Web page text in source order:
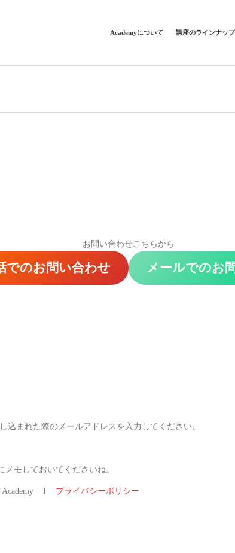
Academyについて 講座のラインナップ
お問い合わせこちらから
でのお問い合わせ メールでのお
まれた際のメールアドレスを入力してください。
モしておいてくださいね。
Academy I プライバシーポリシー